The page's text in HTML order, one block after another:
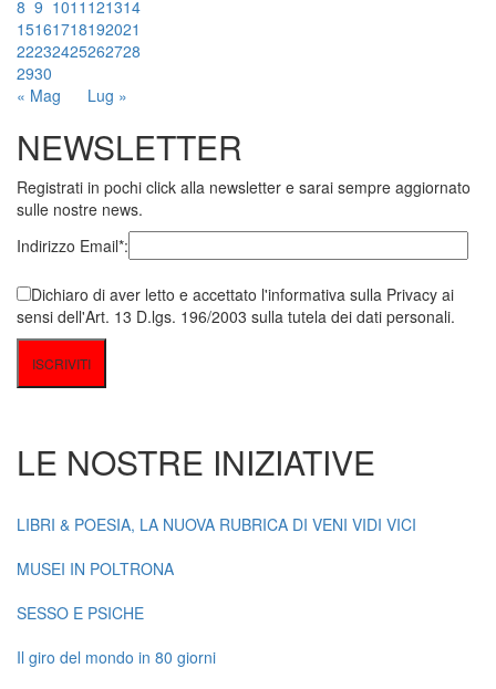
« Mag Lug »
8 9 1011 121314
15161718192021
22232425262728
2930
NEWSLETTER
Registrati in pochi click alla newsletter e sarai sempre aggiornato
sulle nostre news.
Indirizzo Email*:
Dichiaro di aver letto e accettato l'informativa sulla Privacy ai
sensi dell'Art. 13 D.lgs. 196/2003 sulla tutela dei dati personali.
LE NOSTRE INIZIATIVE
LIBRI & POESIA, LA NUOVA RUBRICA DI VENI VIDI VICI
MUSEI IN POLTRONA
SESSO E PSICHE
Il giro del mondo in 80 giorni